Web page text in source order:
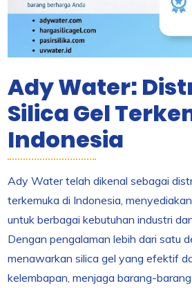
Ady Water:
Silica Gel
Indonesia
Ady Water telah dikenal sebagai
terkemuka di Indonesia,
untuk berbagai kebutuhan industri
Dengan pengalaman lebih dari satu
menawarkan silica gel yang efektif
kelembapan, menjaga barang-